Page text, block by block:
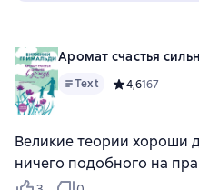
Аромат счастья
Text Средний
4,6167
Великие теории хороши
ничего подобного на